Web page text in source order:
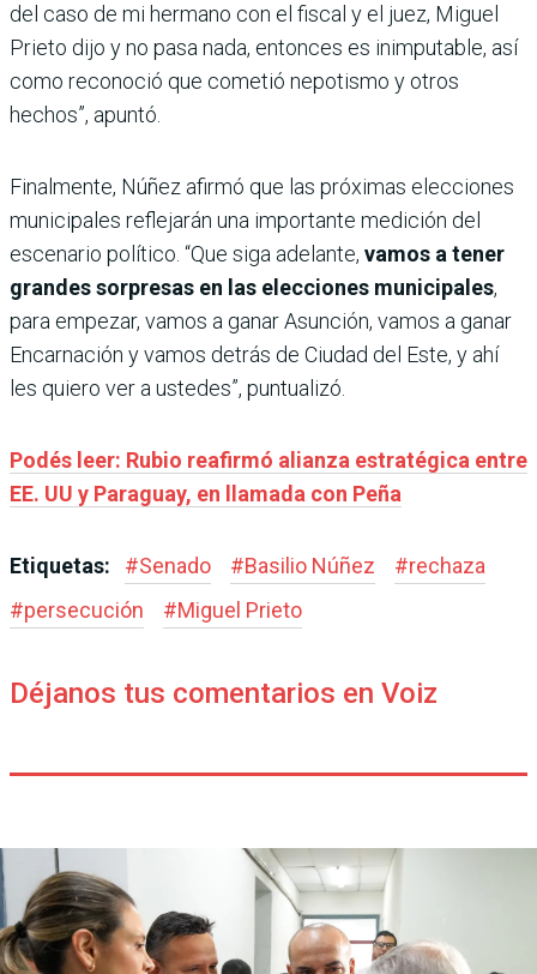
del caso de mi hermano con el fiscal y el juez, Miguel
Prieto dijo y no pasa nada, entonces es inimputable, así
como reconoció que cometió nepotismo y otros
hechos”, apuntó.
Finalmente, Núñez afirmó que las próximas elecciones
municipales reflejarán una importante medición del
escenario político. “Que siga adelante, vamos a tener
grandes sorpresas en las elecciones municipales,
para empezar, vamos a ganar Asunción, vamos a ganar
Encarnación y vamos detrás de Ciudad del Este, y ahí
les quiero ver a ustedes”, puntualizó.
Podés leer: Rubio reafirmó alianza estratégica entre
EE. UU y Paraguay, en llamada con Peña
Etiquetas: #Senado #Basilio Núñez #rechaza
#persecución #Miguel Prieto
Déjanos tus comentarios en Voiz